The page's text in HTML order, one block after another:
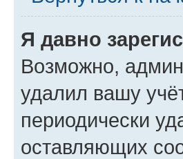
Я давно
Возможно,
удалил вашу
периодически
оставляющих